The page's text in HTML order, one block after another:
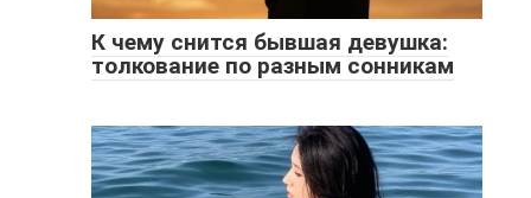
К чему снится бывшая девушка:
толкование по разным сонникам